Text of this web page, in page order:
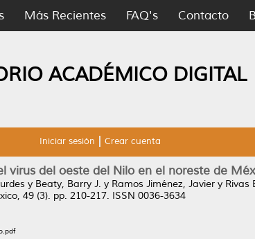
Más Recientes FAQ's Contacto
ACADÉMICO DIGITAL
Iniciar sesión Crear cuenta
virus del oeste del Nilo en el noreste de
y Beaty, Barry J. y Ramos Jiménez, Javier y Rivas
49 (3). pp. 210-217. ISSN 0036-3634